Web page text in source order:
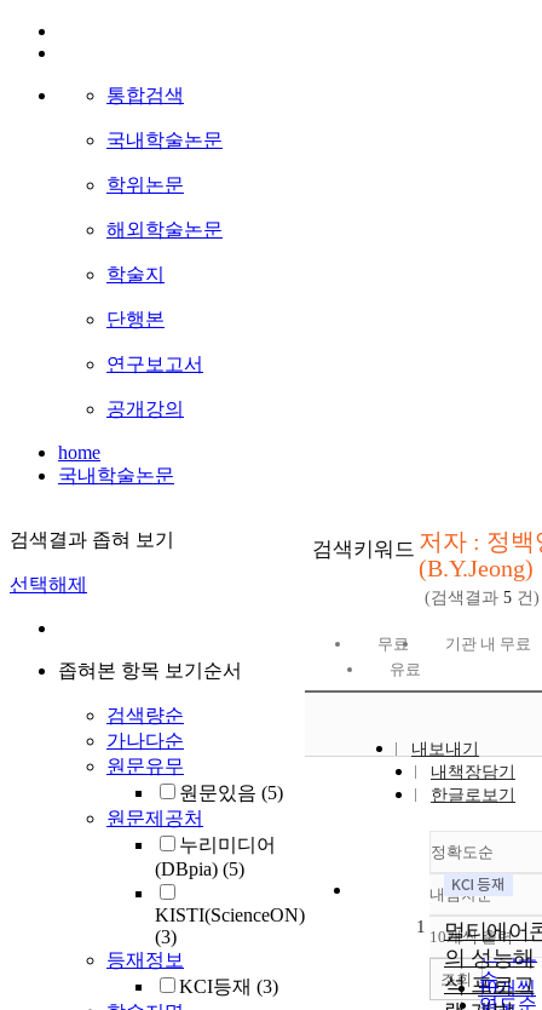
통합검색
국내학술논문
학위논문
해외학술논문
학술지
단행본
연구보고서
공개강의
home
국내학술논문
검색결과 좁혀 보기
선택해제
좁혀본 항목 보기순서
검색량순
가나다순
원문유무
원문있음 (5)
원문제공처
누리미디어
(DBpia) (5)
KISTI(ScienceON)
(3)
등재정보
KCI등재 (3)
검색키워드 저자 : 정백
(B.Y.Jeong)
(검색결과 5 건)
무료
기관 내 무료
유료
내보내기
내책장담기
한글로보기
정확도순
정확도
순
인기도
순
연도순
내림차순
내림차
10개씩 출력
10개씩
조회
1
멀티에어
의 성능해
석 프로그